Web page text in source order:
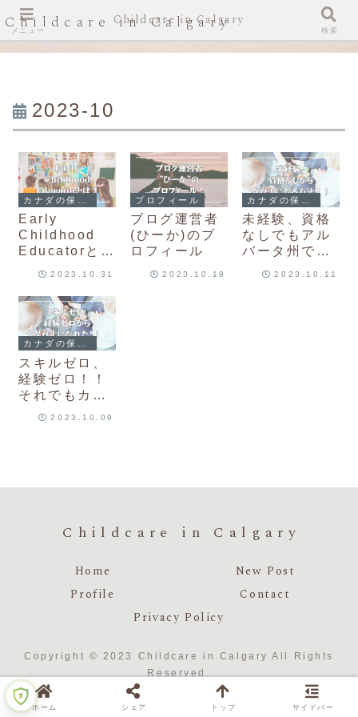
Childcare in Calgary
2023-10
Early
Childhood
Educatorと
度は？日本の
保育士との違
いは？
2023.10.31
プロフィール
ブログ運営者
(ひーか)のプ
ロフィール
2023.10.19
未経験、資格
なしでもアル
バータ州で保
2023.10.11
スキルゼロ、
経験ゼロ！！
それでもカナ
ダ・アルバー
2023.10.09
Childcare in Calgary
Home
New Post
Profile
Contact
Privacy Policy
Copyright © 2023 Childcare in Calgary All Rights
Reserved.
メニュー
Childcare in Calgary
検索
ホーム シェア トップ サイドバー